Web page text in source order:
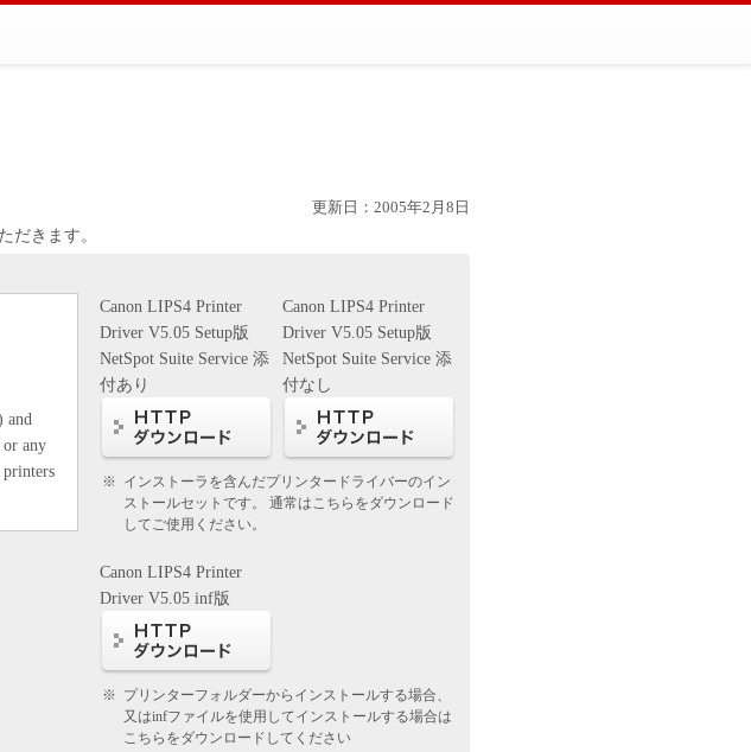
だきます。
更新日：2005年2月8日
and
or any
Canon LIPS4 Printer
Driver V5.05 Setup版
NetSpot Suite Service 添
付あり
Canon LIPS4 Printer
Driver V5.05 Setup版
NetSpot Suite Service 添
付なし
※ インストーラを含んだプリンタードライバーのイン
ストールセットです。 通常はこちらをダウンロード
してご使用ください。
Canon LIPS4 Printer
Driver V5.05 inf版
※ プリンターフォルダーからインストールする場合、
又はinfファイルを使用してインストールする場合は
こちらをダウンロードしてください